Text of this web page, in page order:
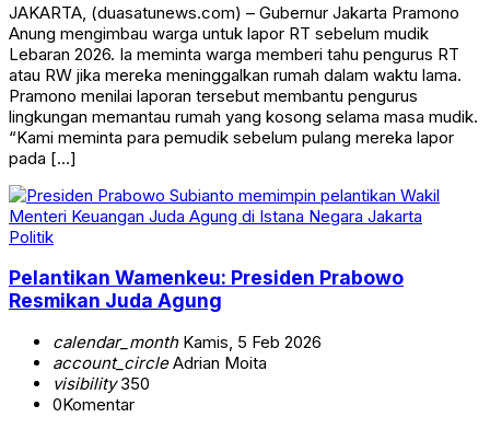
JAKARTA, (duasatunews.com) – Gubernur Jakarta Pramono
Anung mengimbau warga untuk lapor RT sebelum mudik
Lebaran 2026. Ia meminta warga memberi tahu pengurus RT
atau RW jika mereka meninggalkan rumah dalam waktu lama.
Pramono menilai laporan tersebut membantu pengurus
lingkungan memantau rumah yang kosong selama masa mudik.
“Kami meminta para pemudik sebelum pulang mereka lapor
pada […]
Politik
Pelantikan Wamenkeu: Presiden Prabowo
Resmikan Juda Agung
calendar_monthKamis, 5 Feb 2026
account_circleAdrian Moita
visibility350
0Komentar